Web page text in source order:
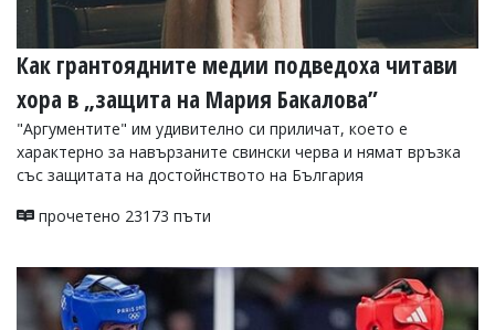
Как грантоядните медии подведоха читави
хора в „защита на Мария Бакалова”
"Аргументите" им удивително си приличат, което е
характерно за навързаните свински черва и нямат връзка
със защитата на достойнството на България
прочетено 23173 пъти